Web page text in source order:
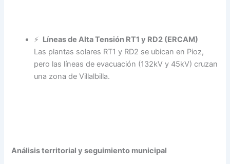
⚡ Líneas de Alta Tensión RT1 y RD2 (ERCAM)
Las plantas solares RT1 y RD2 se ubican en Pioz,
pero las líneas de evacuación (132kV y 45kV) cruzan
una zona de Villalbilla.
Análisis territorial y seguimiento municipal